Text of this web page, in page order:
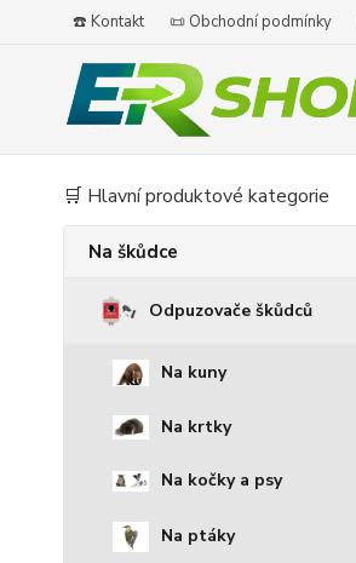
☎️ Kontakt 📜 Obchodní podmínky
🛒 Hlavní produktové kategorie
Na škůdce
Odpuzovače škůdců
Na kuny
Na krtky
Na kočky a psy
Na ptáky